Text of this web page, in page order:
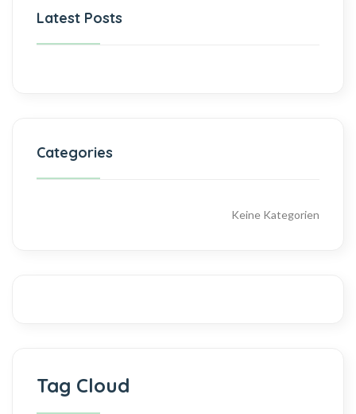
Latest Posts
Categories
Keine Kategorien
Tag Cloud